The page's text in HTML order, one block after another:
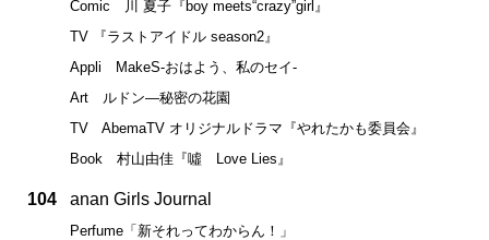
Comic 川 夏子『boy meets“crazy”girl』
TV 『ラストアイドル season2』
Appli MakeS-おはよう、私のセイ-
Art ルドン―秘密の花園
TV AbemaTV オリジナルドラマ『やれたかも委員会』
Book 村山由佳『噓 Love Lies』
104 anan Girls Journal
Perfume「新それってわからん！」